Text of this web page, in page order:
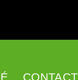
CONTACT